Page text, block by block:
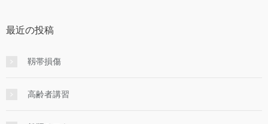
最近の投稿
靱帯損傷
高齢者講習